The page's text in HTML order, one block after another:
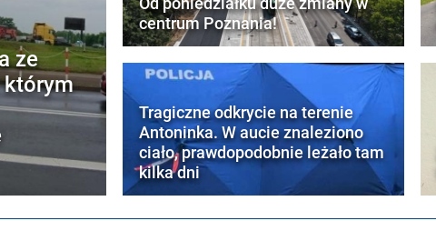
ze
którym
centrum Poznania!
Tragiczne odkrycie na terenie
Antoninka. W aucie znaleziono
ciało, prawdopodobnie leżało tam
kilka dni